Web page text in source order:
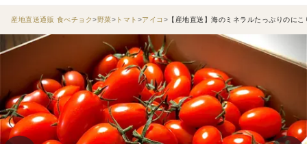
産地直送通販 食べチョク 野菜 トマト アイコ 【産地直送】海のミネラルたっぷりのに